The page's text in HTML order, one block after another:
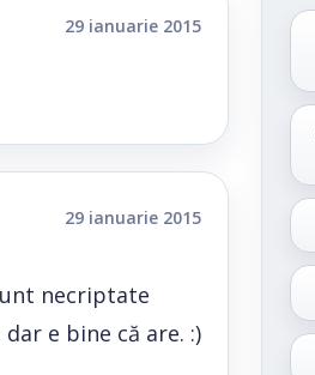
29 ianuarie 2015
29 ianuarie 2015
necriptate
e bine că are. :)